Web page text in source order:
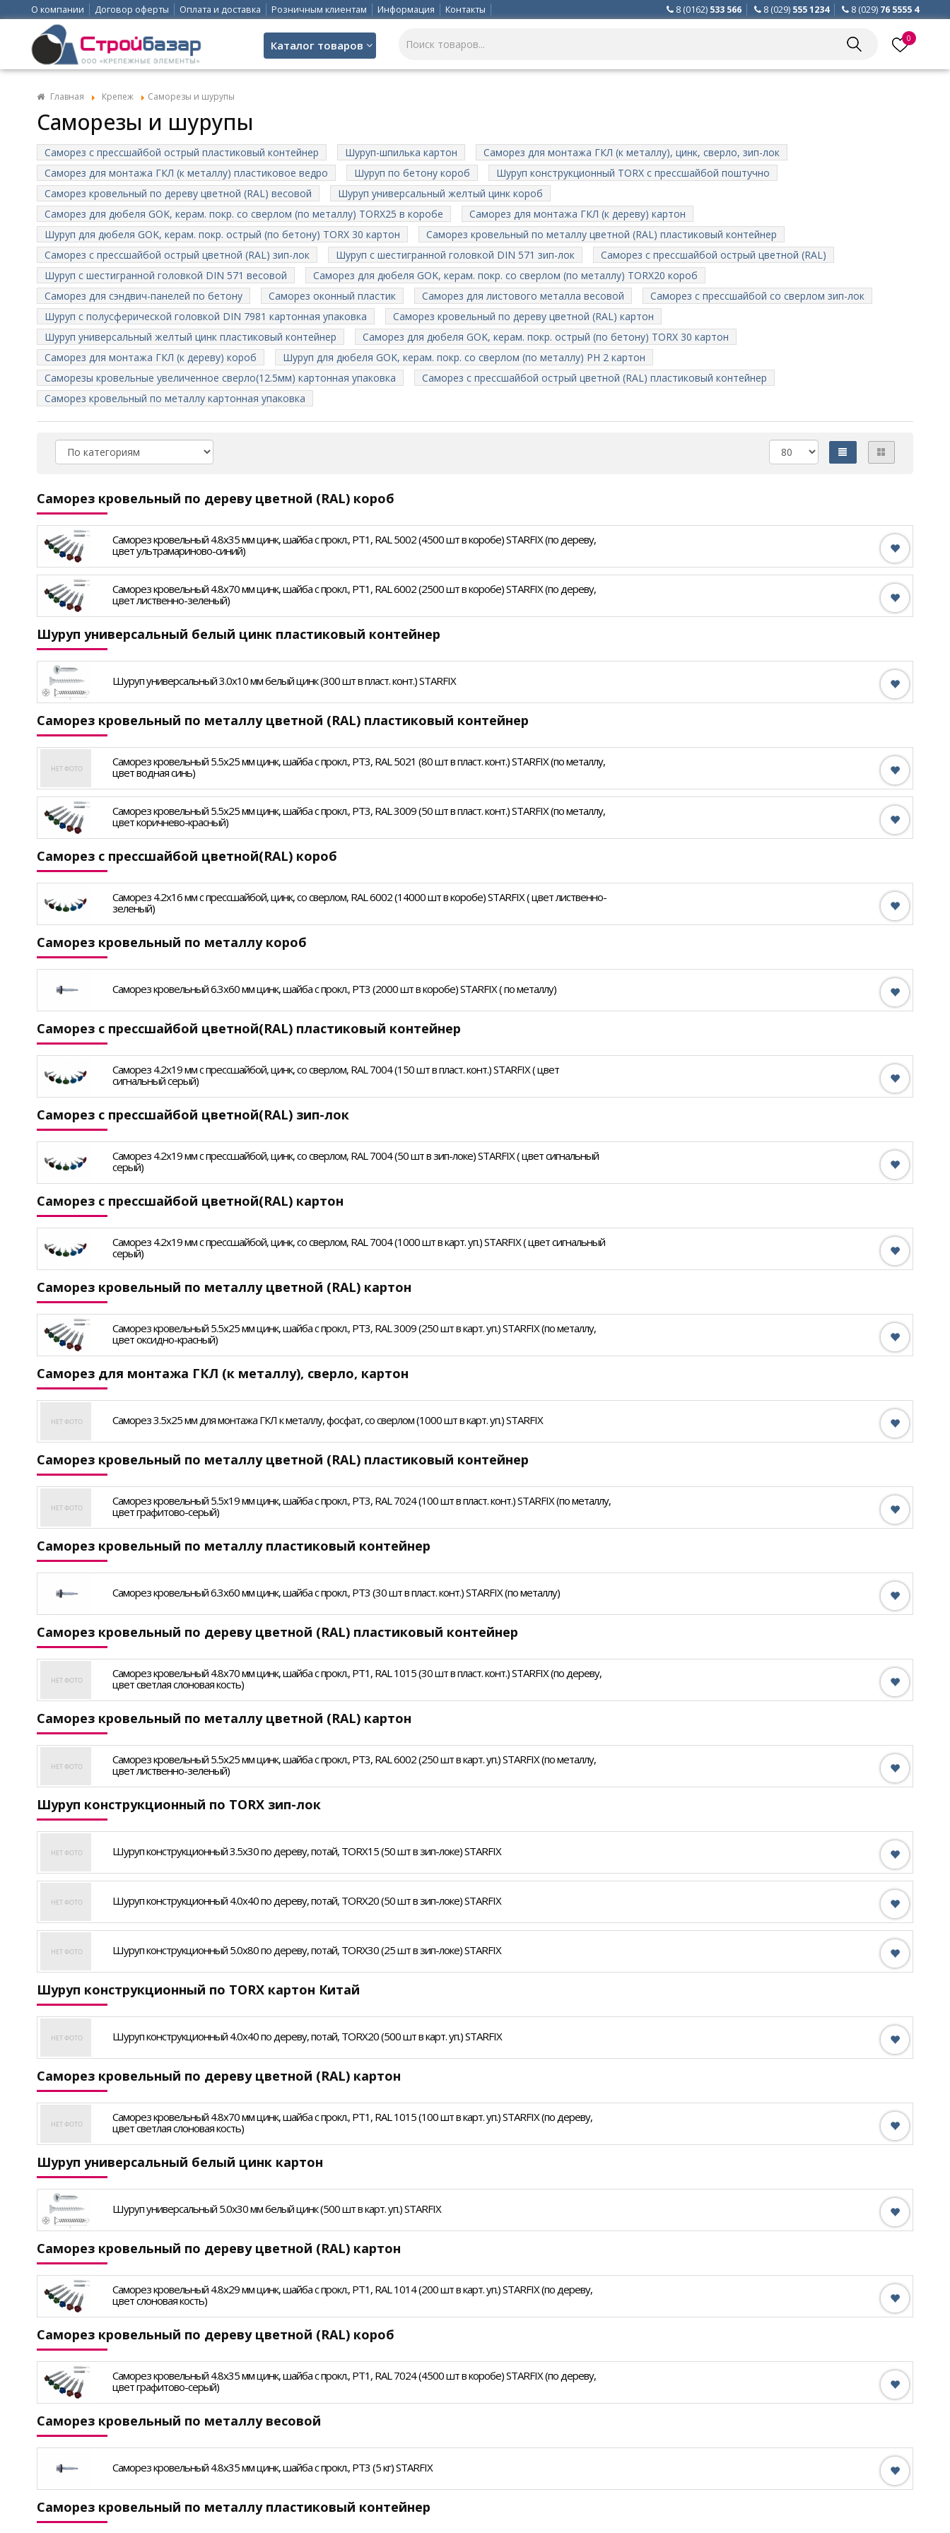
О компании Договор оферты Оплата и доставка Розничным клиентам Информация Контакты 8 (0162) 533 566 8 (029) 555 1234 8 (029) 76 5555 4
Каталог товаров 0
Главная Крепеж Саморезы и шурупы
Саморезы и шурупы
Саморез с прессшайбой острый пластиковый контейнер Шуруп-шпилька картон
Саморез для монтажа ГКЛ (к металлу), цинк, сверло, зип-лок
Саморез для монтажа ГКЛ (к металлу) пластиковое ведро
Шуруп по бетону короб
Шуруп конструкционный TORX с прессшайбой поштучно
Саморез кровельный по дереву цветной (RAL) весовой
Шуруп универсальный желтый цинк короб
Саморез для дюбеля GOK, керам. покр. со сверлом (по металлу) TORX25 в коробе
Саморез для монтажа ГКЛ (к дереву) картон
Шуруп для дюбеля GOK, керам. покр. острый (по бетону) TORX 30 картон
Саморез кровельный по металлу цветной (RAL) пластиковый контейнер
Саморез с прессшайбой острый цветной (RAL) зип-лок
Шуруп с шестигранной головкой DIN 571 зип-лок
Саморез с прессшайбой острый цветной (RAL)
Шуруп с шестигранной головкой DIN 571 весовой
Саморез для дюбеля GOK, керам. покр. со сверлом (по металлу) TORX20 короб
Саморез для сэндвич-панелей по бетону
Саморез оконный пластик Саморез для листового металла весовой
Саморез с прессшайбой со сверлом зип-лок
Шуруп c полусферической головкой DIN 7981 картонная упаковка
Саморез кровельный по дереву цветной (RAL) картон
Шуруп универсальный желтый цинк пластиковый контейнер
Саморез для дюбеля GOK, керам. покр. острый (по бетону) TORX 30 картон
Саморез для монтажа ГКЛ (к дереву) короб
Шуруп для дюбеля GOK, керам. покр. со сверлом (по металлу) PH 2 картон
Саморезы кровельные увеличенное сверло(12.5мм) картонная упаковка
Саморез с прессшайбой острый цветной (RAL) пластиковый контейнер
Саморез кровельный по металлу картонная упаковка
Саморез кровельный по дереву цветной (RAL) короб
Саморез кровельный 4.8х35 мм цинк, шайба с прокл., PT1, RAL 5002 (4500 шт в коробе) STARFIX (по дереву,
цвет ультрамариново-синий)
Саморез кровельный 4.8х70 мм цинк, шайба с прокл., PT1, RAL 6002 (2500 шт в коробе) STARFIX (по дереву,
цвет лиственно-зеленый)
Шуруп универсальный белый цинк пластиковый контейнер
Шуруп универсальный 3.0х10 мм белый цинк (300 шт в пласт. конт.) STARFIX
Саморез кровельный по металлу цветной (RAL) пластиковый контейнер
Саморез кровельный 5.5х25 мм цинк, шайба с прокл., PT3, RAL 5021 (80 шт в пласт. конт.) STARFIX (по металлу,
цвет водная синь)
Саморез кровельный 5.5х25 мм цинк, шайба с прокл., PT3, RAL 3009 (50 шт в пласт. конт.) STARFIX (по металлу,
цвет коричнево-красный)
Саморез с прессшайбой цветной(RAL) короб
Саморез 4.2х16 мм с прессшайбой, цинк, со сверлом, RAL 6002 (14000 шт в коробе) STARFIX ( цвет лиственно-
зеленый)
Саморез кровельный по металлу короб
Саморез кровельный 6.3х60 мм цинк, шайба с прокл., PT3 (2000 шт в коробе) STARFIX ( по металлу)
Саморез с прессшайбой цветной(RAL) пластиковый контейнер
Саморез 4.2х19 мм с прессшайбой, цинк, со сверлом, RAL 7004 (150 шт в пласт. конт.) STARFIX ( цвет
сигнальный серый)
Саморез с прессшайбой цветной(RAL) зип-лок
Саморез 4.2х19 мм с прессшайбой, цинк, со сверлом, RAL 7004 (50 шт в зип-локе) STARFIX ( цвет сигнальный
серый)
Саморез с прессшайбой цветной(RAL) картон
Саморез 4.2х19 мм с прессшайбой, цинк, со сверлом, RAL 7004 (1000 шт в карт. уп.) STARFIX ( цвет сигнальный
серый)
Саморез кровельный по металлу цветной (RAL) картон
Саморез кровельный 5.5х25 мм цинк, шайба с прокл., PT3, RAL 3009 (250 шт в карт. уп.) STARFIX (по металлу,
цвет оксидно-красный)
Саморез для монтажа ГКЛ (к металлу), сверло, картон
Саморез 3.5х25 мм для монтажа ГКЛ к металлу, фосфат, со сверлом (1000 шт в карт. уп.) STARFIX
Саморез кровельный по металлу цветной (RAL) пластиковый контейнер
Саморез кровельный 5.5х19 мм цинк, шайба с прокл., PT3, RAL 7024 (100 шт в пласт. конт.) STARFIX (по металлу,
цвет графитово-серый)
Саморез кровельный по металлу пластиковый контейнер
Саморез кровельный 6.3х60 мм цинк, шайба с прокл., PT3 (30 шт в пласт. конт.) STARFIX (по металлу)
Саморез кровельный по дереву цветной (RAL) пластиковый контейнер
Саморез кровельный 4.8х70 мм цинк, шайба с прокл., PT1, RAL 1015 (30 шт в пласт. конт.) STARFIX (по дереву,
цвет светлая слоновая кость)
Саморез кровельный по металлу цветной (RAL) картон
Саморез кровельный 5.5х25 мм цинк, шайба с прокл., PT3, RAL 6002 (250 шт в карт. уп.) STARFIX (по металлу,
цвет лиственно-зеленый)
Шуруп конструкционный по TORX зип-лок
Шуруп конструкционный 3.5х30 по дереву, потай, TORX15 (50 шт в зип-локе) STARFIX
Шуруп конструкционный 4.0х40 по дереву, потай, TORX20 (50 шт в зип-локе) STARFIX
Шуруп конструкционный 5.0х80 по дереву, потай, TORX30 (25 шт в зип-локе) STARFIX
Шуруп конструкционный по TORX картон Китай
Шуруп конструкционный 4.0х40 по дереву, потай, TORX20 (500 шт в карт. уп.) STARFIX
Саморез кровельный по дереву цветной (RAL) картон
Саморез кровельный 4.8х70 мм цинк, шайба с прокл., PT1, RAL 1015 (100 шт в карт. уп.) STARFIX (по дереву,
цвет светлая слоновая кость)
Шуруп универсальный белый цинк картон
Шуруп универсальный 5.0х30 мм белый цинк (500 шт в карт. уп.) STARFIX
Саморез кровельный по дереву цветной (RAL) картон
Саморез кровельный 4.8х29 мм цинк, шайба с прокл., PT1, RAL 1014 (200 шт в карт. уп.) STARFIX (по дереву,
цвет слоновая кость)
Саморез кровельный по дереву цветной (RAL) короб
Саморез кровельный 4.8х35 мм цинк, шайба с прокл., PT1, RAL 7024 (4500 шт в коробе) STARFIX (по дереву,
цвет графитово-серый)
Саморез кровельный по металлу весовой
Саморез кровельный 4.8х35 мм цинк, шайба с прокл., PT3 (5 кг) STARFIX
Саморез кровельный по металлу пластиковый контейнер